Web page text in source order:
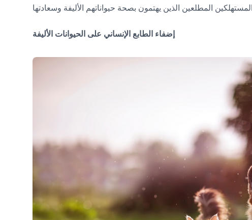
إضفاء الطابع الإنساني على الحيوانات الأليفة